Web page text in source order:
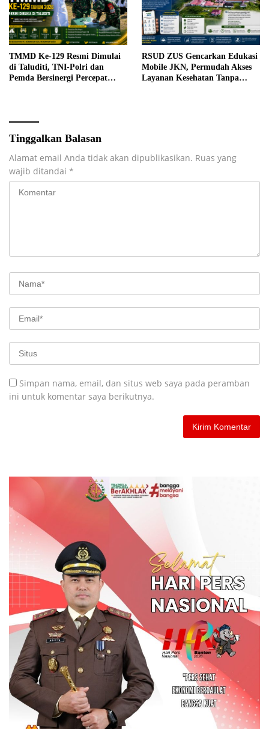
TMMD Ke-129 Resmi Dimulai
di Taluditi, TNI-Polri dan
Pemda Bersinergi Percepat
RSUD ZUS Gencarkan Edukasi
Mobile JKN, Permudah Akses
Layanan Kesehatan Tanpa
Tinggalkan Balasan
Alamat email Anda tidak akan dipublikasikan. Ruas yang
wajib ditandai *
Simpan nama, email, dan situs web saya pada peramban
ini untuk komentar saya berikutnya.